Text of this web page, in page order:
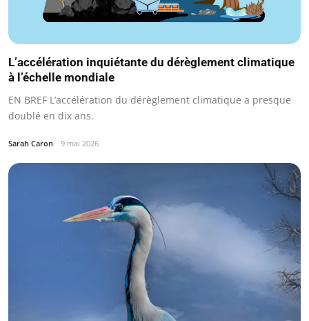
L’accélération inquiétante du dérèglement climatique
à l’échelle mondiale
EN BREF L’accélération du dérèglement climatique a presque
doublé en dix ans.
Sarah Caron 9 mai 2026